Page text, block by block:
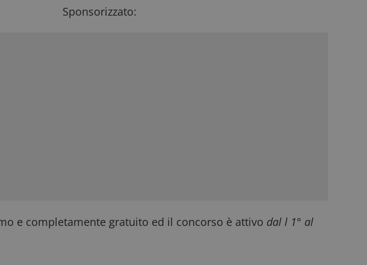
Sponsorizzato:
e completamente gratuito ed il concorso è attivo dal l 1° al